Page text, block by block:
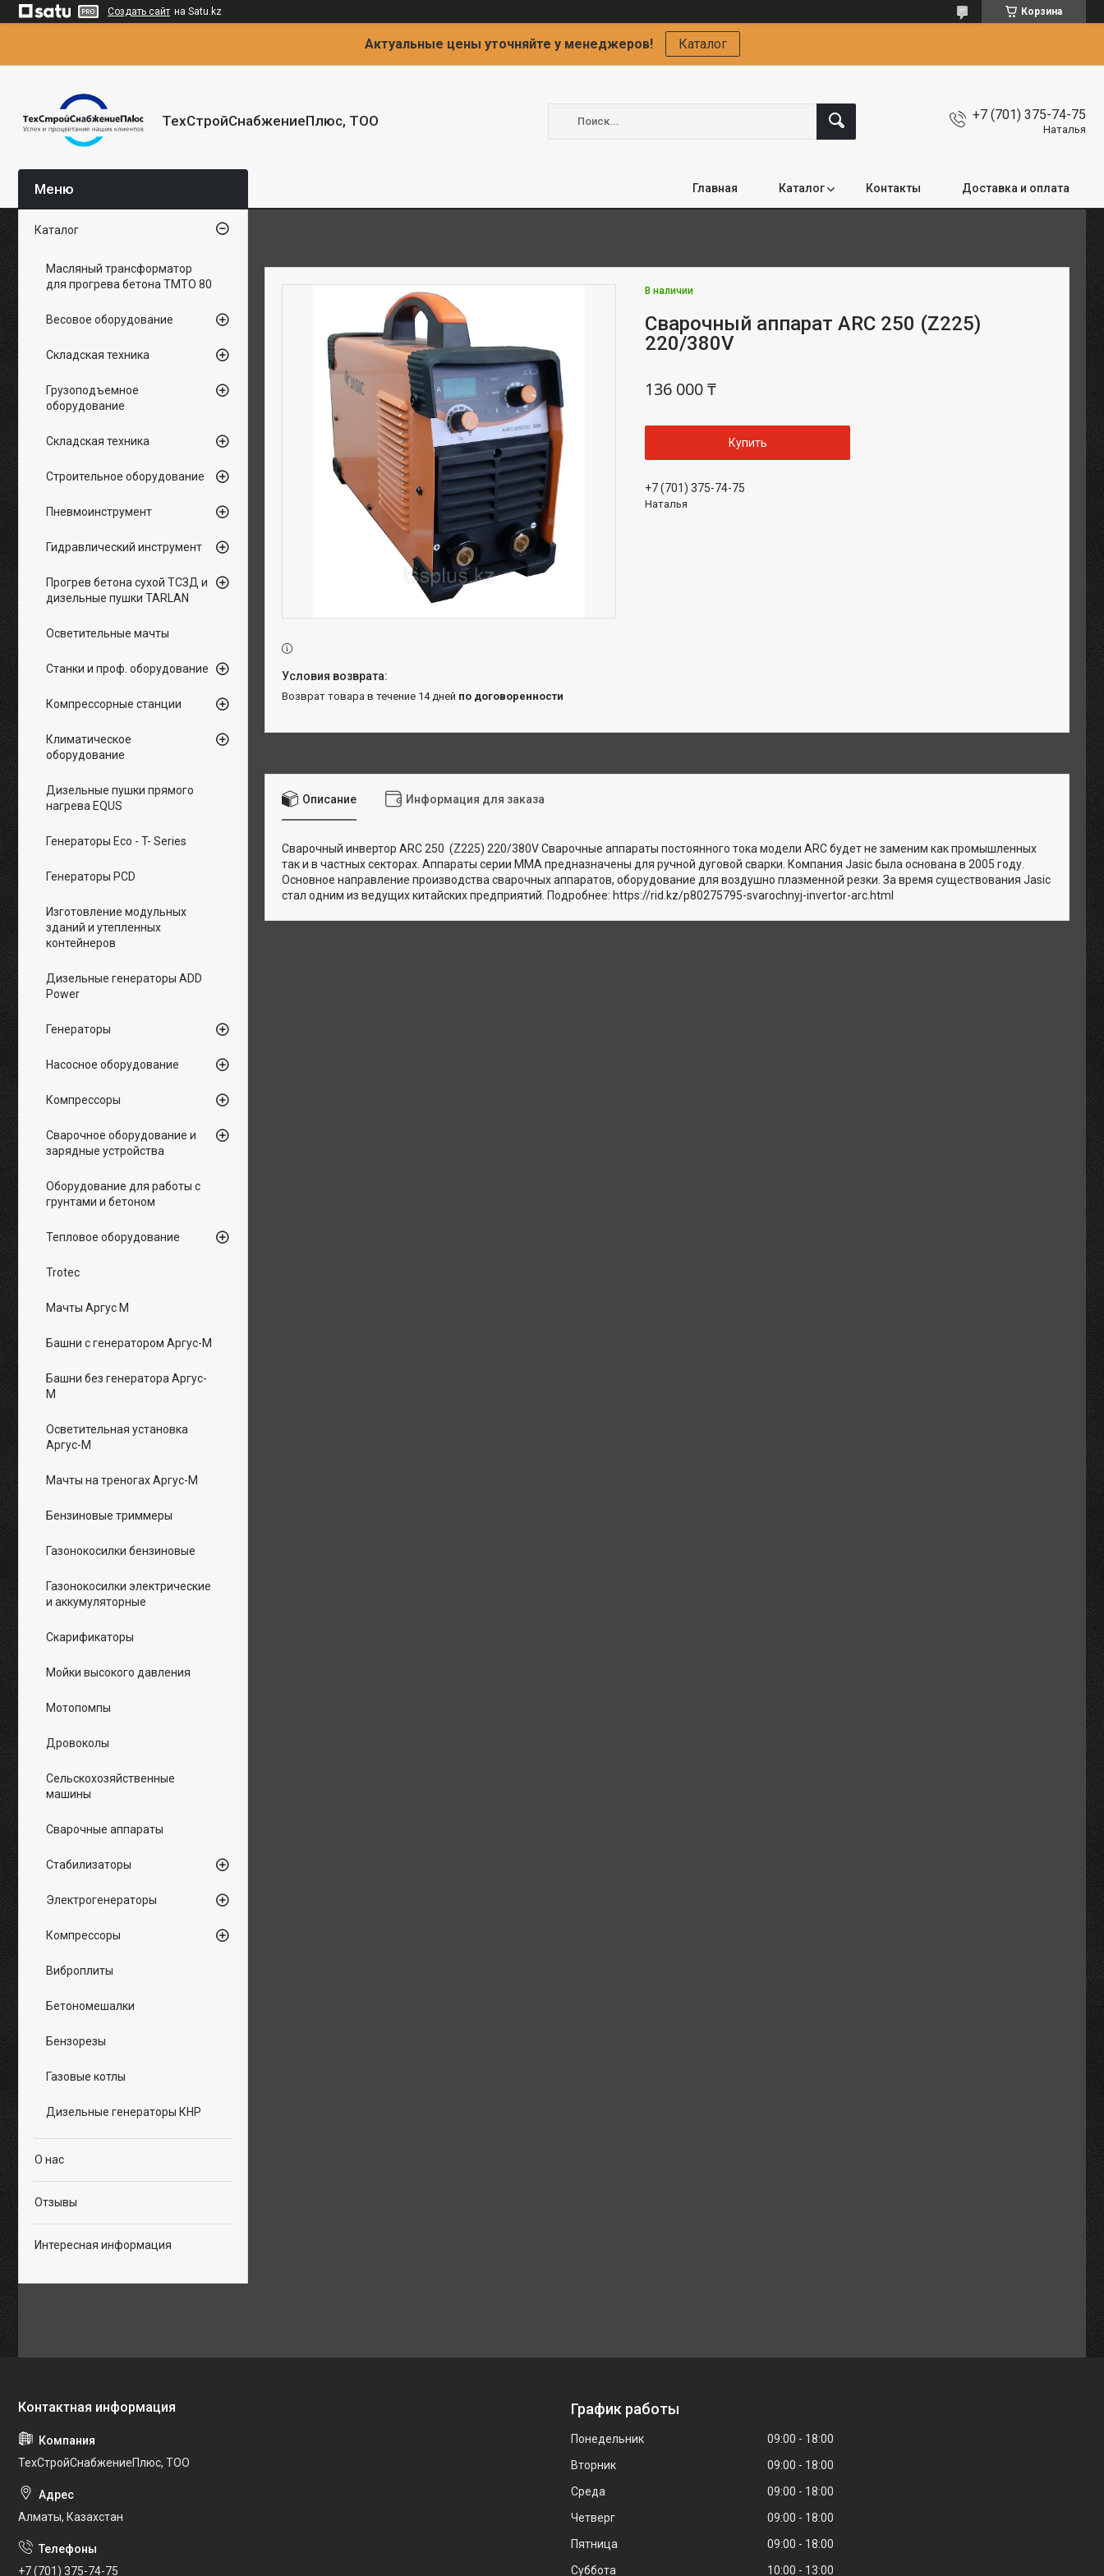
Создать сайт на Satu.kz Корзина
Актуальные цены уточняйте у менеджеров! Каталог
ТехСтройСнабжениеПлюс, ТОО +7 (701) 375-74-75
Наталья
Главная Каталог Контакты Доставка и оплата
В наличии
Сварочный аппарат ARC 250 (Z225)
220/380V
136 000 ₸
Купить
+7 (701) 375-74-75
Наталья
возврат товара в течение 14 дней по договоренности
Описание Информация для заказа
Сварочный инвертор ARC 250 (Z225) 220/380V Сварочные аппараты постоянного тока модели ARC будет не заменим как промышленных
так и в частных секторах. Аппараты серии ММА предназначены для ручной дуговой сварки. Компания Jasic была основана в 2005 году.
Основное направление производства сварочных аппаратов, оборудование для воздушно плазменной резки. За время существования Jasic
стал одним из ведущих китайских предприятий. Подробнее: https://rid.kz/p80275795-svarochnyj-invertor-arc.html
Каталог
Масляный трансформатор
для прогрева бетона ТМТО 80
Весовое оборудование
Складская техника
Грузоподъемное
оборудование
Складская техника
Строительное оборудование
Пневмоинструмент
Гидравлический инструмент
Прогрев бетона сухой ТСЗД и
дизельные пушки TARLAN
Осветительные мачты
Станки и проф. оборудование
Компрессорные станции
Климатическое
оборудование
Дизельные пушки прямого
нагрева EQUS
Генераторы Eco - T- Series
Генераторы PCD
Изготовление модульных
зданий и утепленных
контейнеров
Дизельные генераторы ADD
Power
Генераторы
Насосное оборудование
Компрессоры
Сварочное оборудование и
зарядные устройства
Оборудование для работы с
грунтами и бетоном
Тепловое оборудование
Trotec
Мачты Аргус М
Башни с генератором Аргус-М
Башни без генератора Аргус-
М
Осветительная установка
Аргус-М
Мачты на треногах Аргус-М
Бензиновые триммеры
Газонокосилки бензиновые
Газонокосилки электрические
и аккумуляторные
Скарификаторы
Мойки высокого давления
Мотопомпы
Дровоколы
Сельскохозяйственные
машины
Сварочные аппараты
Стабилизаторы
Электрогенераторы
Компрессоры
Виброплиты
Бетономешалки
Бензорезы
Газовые котлы
Дизельные генераторы КНР
О нас
Отзывы
Интересная информация
ТехСтройСнабжениеПлюс, ТОО
Алматы, Казахстан
+7 (701) 375-74-75
График работы
Понедельник 09:00
18:00
Вторник
09:00
18:00
Среда
09:00
18:00
Четверг
09:00
18:00
Пятница
09:00
18:00
Суббота
10:00 13:00